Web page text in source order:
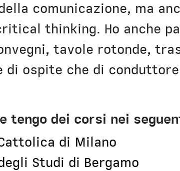
comunicazione, ma
thinking. Ho anche
tavole rotonde,
di ospite che di
tengo dei corsi nei
di Milano
Studi di Bergamo